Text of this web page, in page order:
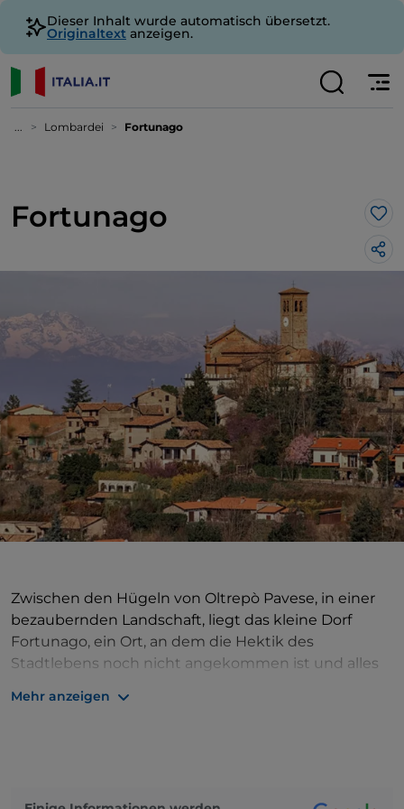
Dieser Inhalt wurde automatisch übersetzt.
Originaltext anzeigen.
... Lombardei Fortunago
Fortunago
Zwischen den Hügeln von Oltrepò Pavese, in einer
bezaubernden Landschaft, liegt das kleine Dorf
Fortunago, ein Ort, an dem die Hektik des
Stadtlebens noch nicht angekommen ist und alles
geschieht, in einem Rhythmus, der dem ruhigen
Mehr anzeigen